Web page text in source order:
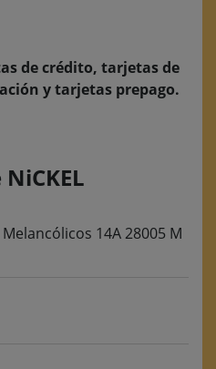
de crédito, tarjetas de
y tarjetas prepago.
14A 28005 M